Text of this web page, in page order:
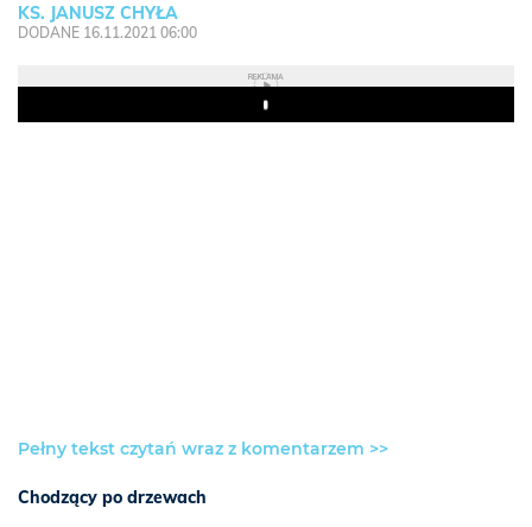
KS. JANUSZ CHYŁA
DODANE 16.11.2021 06:00
REKLAMA
Play
Pełny tekst czytań wraz z komentarzem >>
Chodzący po drzewach